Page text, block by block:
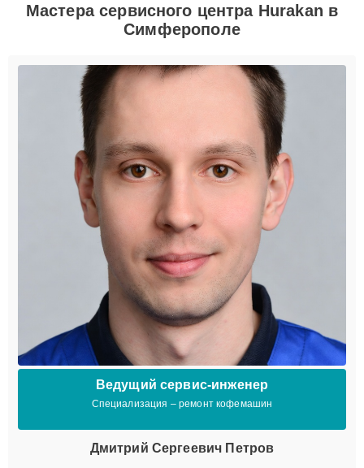
Мастера сервисного центра Hurakan в
Симферополе
Ведущий сервис-инженер
Специализация – ремонт кофемашин
Дмитрий Сергеевич Петров